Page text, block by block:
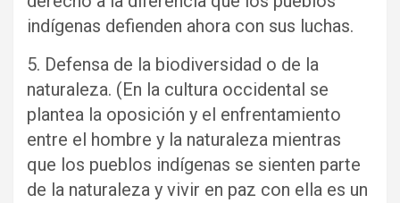
indígenas defienden ahora con sus luchas.
5. Defensa de la biodiversidad o de la
naturaleza. (En la cultura occidental se
plantea la oposición y el enfrentamiento
entre el hombre y la naturaleza mientras
que los pueblos indígenas se sienten parte
de la naturaleza y vivir en paz con ella es un